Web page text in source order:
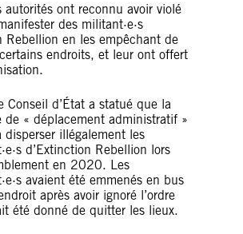
autorités ont reconnu avoir violé
des militant·e·s
Rebellion en les empêchant de
endroits, et leur ont offert
Conseil d’État a statué que la
de « déplacement administratif »
disperser illégalement les
d’Extinction Rebellion lors
en 2020. Les
avaient été emmenés en bus
après avoir ignoré l’ordre
été donné de quitter les lieux.